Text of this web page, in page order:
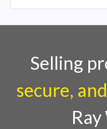
Selling
secure,